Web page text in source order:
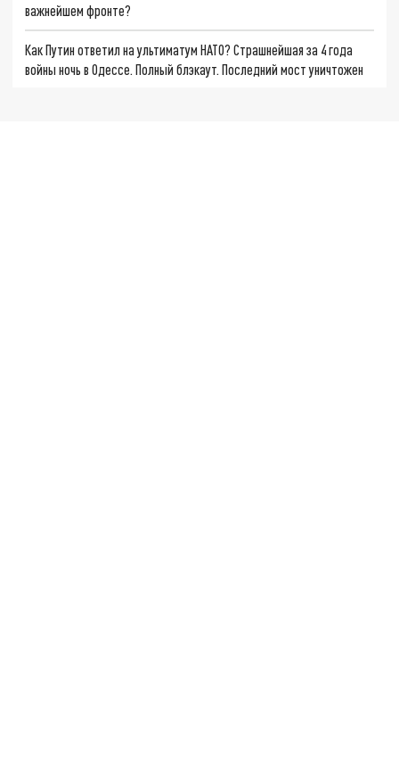
важнейшем фронте?
Как Путин ответил на ультиматум НАТО? Страшнейшая за 4 года
войны ночь в Одессе. Полный блэкаут. Последний мост уничтожен